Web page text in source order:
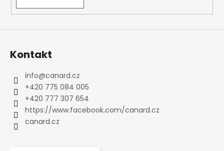
Kontakt
info@canard.cz
+420 775 084 005
+420 777 307 654
https://www.facebook.com/canard.cz
canard.cz